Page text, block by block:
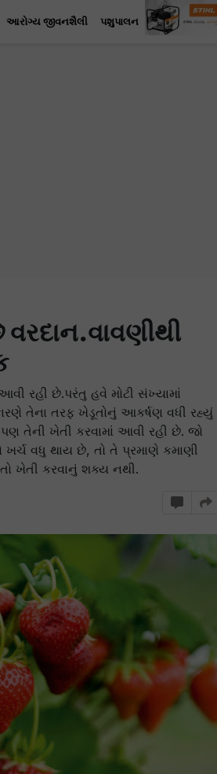
આરોગ્ય જીવનશૈલી પશુપાલન
વરદાન.વાવણીથી
રહી છે.પરંતુ હવે મોટી સંખ્યામાં
તેના તરફ ખેડૂતોનું આકર્ષણ વધી રહ્યું
તેની ખેતી કરવામાં આવી રહી છે. જો
ખર્ચ વધુ થાય છે, તો તે પ્રમાણે કમાણી
ખેતી કરવાનું શક્ય નથી.